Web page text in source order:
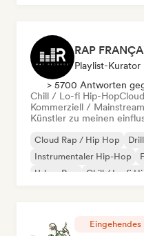
Playlist-Kurator
> 5700 Antworten
Chill / Lo-fi Hip-Hop
Kommerziell / Mainstream
Künstler zu meinen
Cloud Rap / Hip Hop
Instrumentaler Hip-Hop
Urban Pop
Chill / Lo-fi